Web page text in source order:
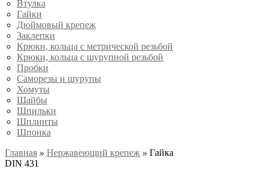
Втулка
Гайки
Дюймовый крепеж
Заклепки
Крюки, кольца с метрической резьбой
Крюки, кольца с шурупной резьбой
Пробки
Саморезы и шурупы
Хомуты
Шайбы
Шпильки
Шплинты
Шпонка
Главная » Нержавеющий крепеж » Гайка
DIN 431